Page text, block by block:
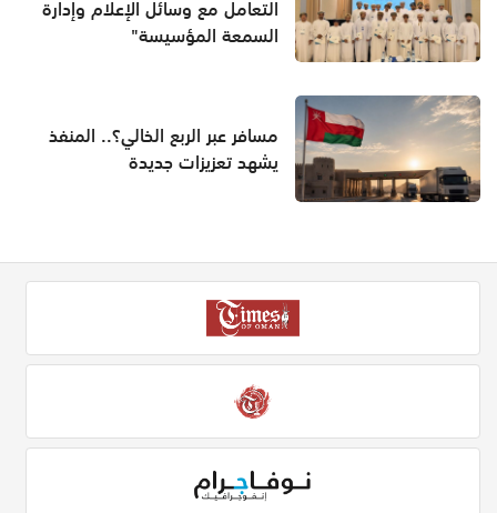
التعامل مع وسائل الإعلام وإدارة
السمعة المؤسيسة"
مسافر عبر الربع الخالي؟.. المنفذ
يشهد تعزيزات جديدة